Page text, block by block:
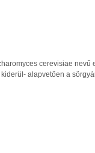
cerevisiae
alapvetően a